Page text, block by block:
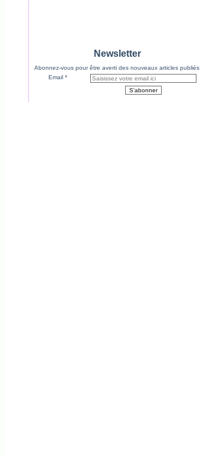
Newsletter
Abonnez-vous pour être averti des nouveaux articles publiés.
Email